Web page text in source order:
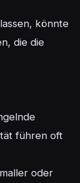
könnte
die die
führen oft
oder